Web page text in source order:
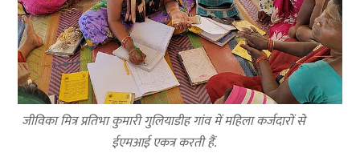
जीविका मित्र प्रतिभा कुमारी गुलियाडीह गांव में महिला कर्जदारों से
ईएमआई एकत्र करती हैं.